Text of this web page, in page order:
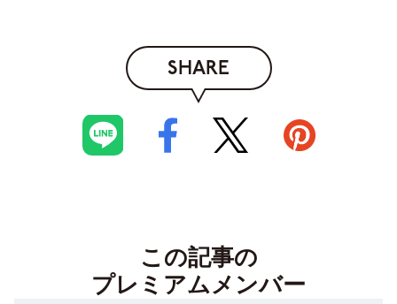
SHARE
この記事の
プレミアムメンバー